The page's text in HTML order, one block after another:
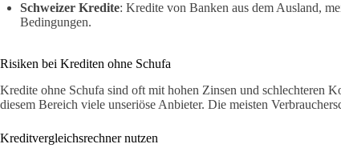
Schweizer Kredite: Kredite von Banken aus dem Ausland,
Bedingungen.
Risiken bei Krediten ohne Schufa
Kredite ohne Schufa sind oft mit hohen Zinsen und schlechteren
diesem Bereich viele unseriöse Anbieter. Die meisten
Kreditvergleichsrechner nutzen